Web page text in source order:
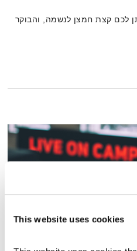
This website uses cookies
לכם קצת חמצן לנשמה, והבוקר